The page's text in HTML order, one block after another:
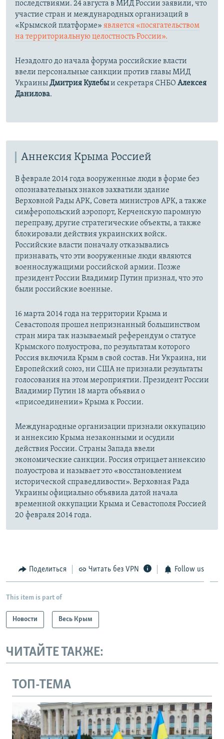
последствиями. 24 августа в МИД России заявили, что
участие стран и международных организаций в
«Крымской платформе» является «посягательством
на территориальную целостность России».
Незадолго до начала форума российские власти
ввели персональные санкции против главы МИД
УкраиныДмитрия Кулебыи секретаря СНБО Алексея
Данилова.
Аннексия Крыма Россией
В феврале 2014 года вооруженные люди в форме без
опознавательных знаков захватили здание
Верховной Рады АРК, Совета министров АРК, а также
симферопольский аэропорт, Керченскую паромную
переправу, другие стратегические объекты, а также
блокировали действия украинских войск.
Российские власти поначалу отказывались
признавать, что эти вооруженные люди являются
военнослужащими российской армии. Позже
президент России Владимир Путин признал, что это
были российские военные.
16 марта 2014 года на территории Крыма и
Севастополя прошел непризнанный большинством
стран мира так называемый референдум о статусе
Крымского полуострова, по результатам которого
Россия включила Крым в свой состав. Ни Украина, ни
Европейский союз, ни США не признали результаты
голосования на этом мероприятии. Президент России
Владимир Путин 18 марта объявил о
«присоединении» Крыма к России.
Международные организации признали оккупацию
и аннексию Крыма незаконными и осудили
действия России. Страны Запада ввели
экономические санкции. Россия отрицает аннексию
полуострова и называет это «восстановлением
исторической справедливости». Верховная Рада
Украины официально объявила датой начала
временной оккупации Крыма и Севастополя Россией
20 февраля 2014 года.
Поделиться Читать без VPN Follow us
This item is part of
Новости Весь Крым
ЧИТАЙТЕ ТАКЖЕ:
ТОП-ТЕМА